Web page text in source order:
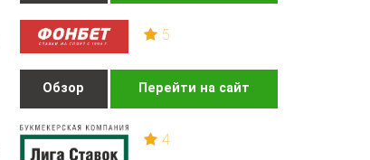
5
Обзор Перейти на сайт
4